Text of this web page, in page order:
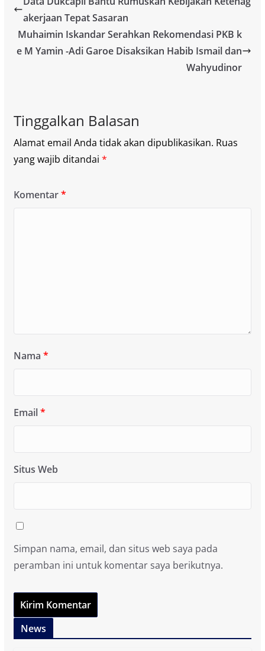
akerjaan Tepat Sasaran
Muhaimin Iskandar Serahkan Rekomendasi PKB k
e M Yamin -Adi Garoe Disaksikan Habib Ismail dan
Wahyudinor
Tinggalkan Balasan
Alamat email Anda tidak akan dipublikasikan. Ruas
yang wajib ditandai *
Komentar*
Nama *
Email*
Situs Web
Simpan nama, email, dan situs web saya pada
peramban ini untuk komentar saya berikutnya.
News